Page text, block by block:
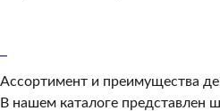
Ассортимент и преимущества
В нашем каталоге представлен